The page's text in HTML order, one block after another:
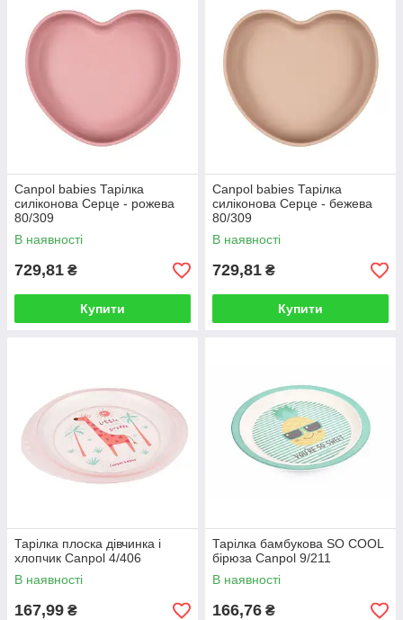
Canpol babies Тарілка
силіконова Серце - рожева
80/309
В наявності
729,81 ₴
Купити
Canpol babies Тарілка
силіконова Серце - бежева
80/309
В наявності
729,81 ₴
Купити
Тарілка плоска дівчинка і
хлопчик Canpol 4/406
В наявності
167,99 ₴
Тарілка бамбукова SO COOL
бірюза Canpol 9/211
В наявності
166,76 ₴